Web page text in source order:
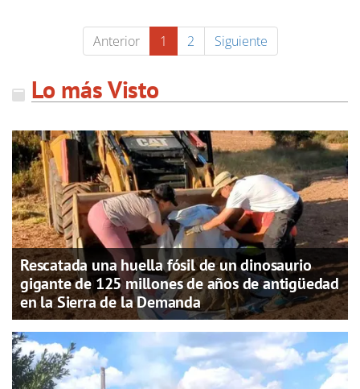
Anterior 1 2 Siguiente
Lo más Visto
Rescatada una huella fósil de un dinosaurio
gigante de 125 millones de años de antigüedad
en la Sierra de la Demanda